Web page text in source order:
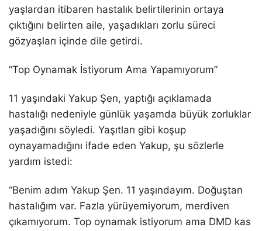
yaşlardan itibaren hastalık belirtilerinin ortaya
çıktığını belirten aile, yaşadıkları zorlu süreci
gözyaşları içinde dile getirdi.
“Top Oynamak İstiyorum Ama Yapamıyorum”
11 yaşındaki Yakup Şen, yaptığı açıklamada
hastalığı nedeniyle günlük yaşamda büyük zorluklar
yaşadığını söyledi. Yaşıtları gibi koşup
oynayamadığını ifade eden Yakup, şu sözlerle
yardım istedi:
“Benim adım Yakup Şen. 11 yaşındayım. Doğuştan
hastalığım var. Fazla yürüyemiyorum, merdiven
çıkamıyorum. Top oynamak istiyorum ama DMD kas